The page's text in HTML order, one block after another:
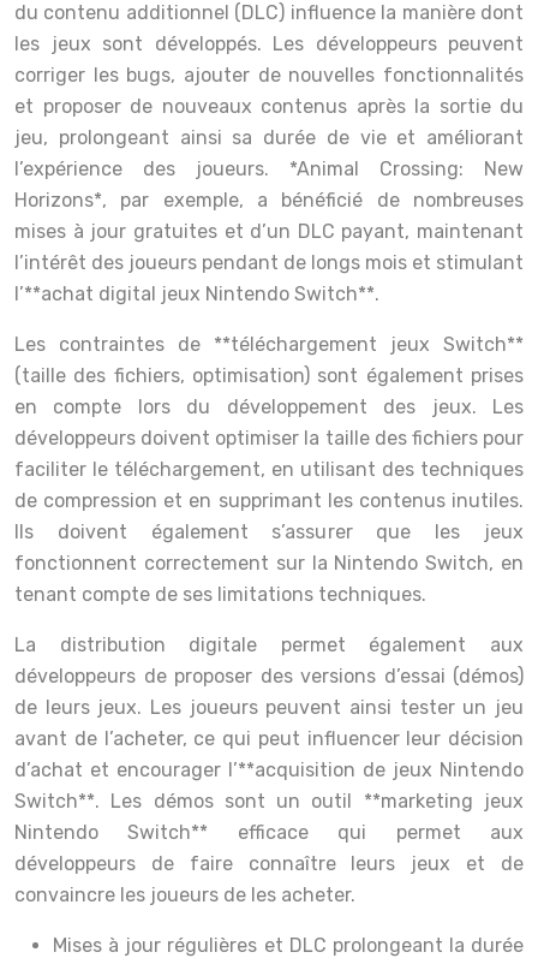
du contenu additionnel (DLC) influence la manière dont
les jeux sont développés. Les développeurs peuvent
corriger les bugs, ajouter de nouvelles fonctionnalités
et proposer de nouveaux contenus après la sortie du
jeu, prolongeant ainsi sa durée de vie et améliorant
l’expérience des joueurs. *Animal Crossing: New
Horizons*, par exemple, a bénéficié de nombreuses
mises à jour gratuites et d’un DLC payant, maintenant
l’intérêt des joueurs pendant de longs mois et stimulant
l’**achat digital jeux Nintendo Switch**.
Les contraintes de **téléchargement jeux Switch**
(taille des fichiers, optimisation) sont également prises
en compte lors du développement des jeux. Les
développeurs doivent optimiser la taille des fichiers pour
faciliter le téléchargement, en utilisant des techniques
de compression et en supprimant les contenus inutiles.
Ils doivent également s’assurer que les jeux
fonctionnent correctement sur la Nintendo Switch, en
tenant compte de ses limitations techniques.
La distribution digitale permet également aux
développeurs de proposer des versions d’essai (démos)
de leurs jeux. Les joueurs peuvent ainsi tester un jeu
avant de l’acheter, ce qui peut influencer leur décision
d’achat et encourager l’**acquisition de jeux Nintendo
Switch**. Les démos sont un outil **marketing jeux
Nintendo Switch** efficace qui permet aux
développeurs de faire connaître leurs jeux et de
convaincre les joueurs de les acheter.
Mises à jour régulières et DLC prolongeant la durée